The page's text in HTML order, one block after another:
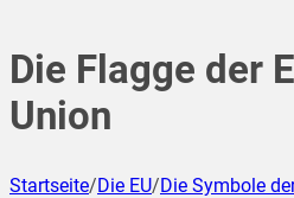
Die Flagge der
Union
Startseite/Die EU/Die Symbole